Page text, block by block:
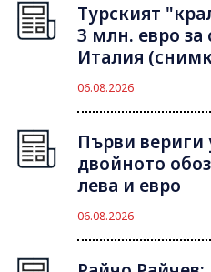
Турският
3 млн. евро за
Италия
06.08.2026
Първи вериги
двойното
лева и евро
06.08.2026